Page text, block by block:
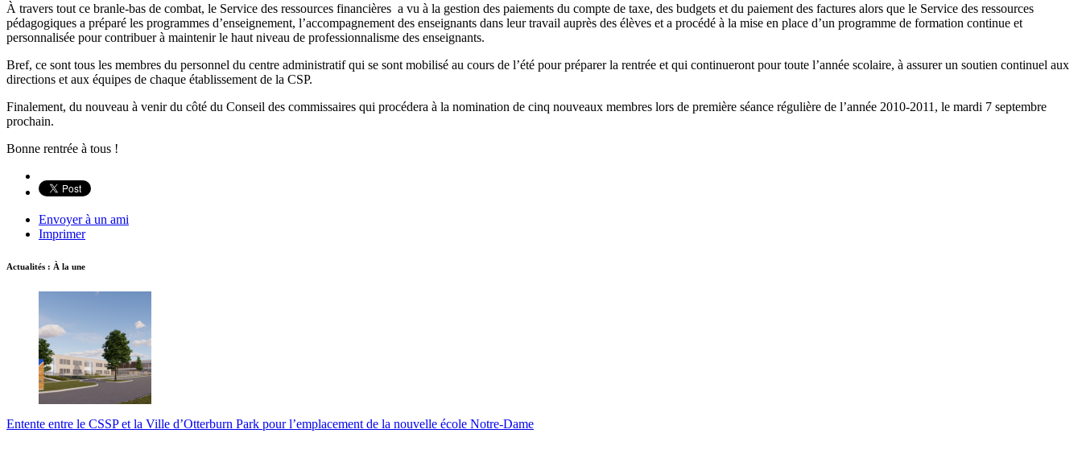
À travers tout ce branle-bas de combat, le Service des ressources financières a vu à la gestion des paiements du compte de taxe, des budgets et du paiement des factures alors que le Service des ressources
pédagogiques a préparé les programmes d’enseignement, l’accompagnement des enseignants dans leur travail auprès des élèves et a procédé à la mise en place d’un programme de formation continue et
personnalisée pour contribuer à maintenir le haut niveau de professionnalisme des enseignants.
Bref, ce sont tous les membres du personnel du centre administratif qui se sont mobilisé au cours de l’été pour préparer la rentrée et qui continueront pour toute l’année scolaire, à assurer un soutien continuel aux
directions et aux équipes de chaque établissement de la CSP.
Finalement, du nouveau à venir du côté du Conseil des commissaires qui procédera à la nomination de cinq nouveaux membres lors de première séance régulière de l’année 2010-2011, le mardi 7 septembre
prochain.
Bonne rentrée à tous !
Envoyer à un ami
Imprimer
Actualités : À la une
Entente entre le CSSP et la Ville d’Otterburn Park pour l’emplacement de la nouvelle école Notre-Dame